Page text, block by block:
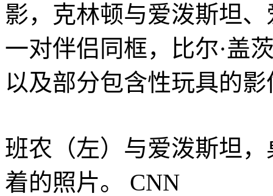
影，克林顿与爱泼斯坦
一对伴侣同框，比尔·盖
以及部分包含性玩具的影
班农（左）与爱泼斯坦
着的照片。 CNN